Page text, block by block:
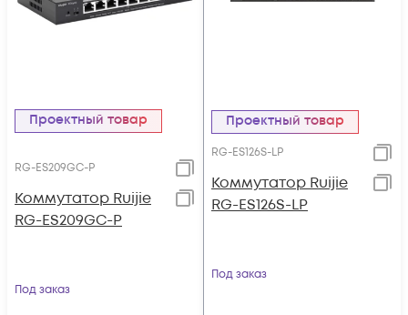
Проектный товар
RG-ES209GC-P
Коммутатор Ruijie
RG-ES209GC-P
Под заказ
Проектный товар
RG-ES126S-LP
Коммутатор Ruijie
RG-ES126S-LP
Под заказ